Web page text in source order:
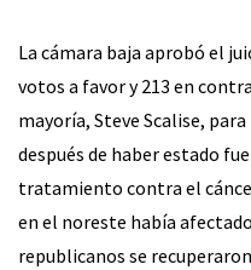
La cámara baja aprobó el
votos a favor y 213 en
mayoría, Steve Scalise,
después de haber estado
tratamiento contra el
en el noreste había
republicanos se